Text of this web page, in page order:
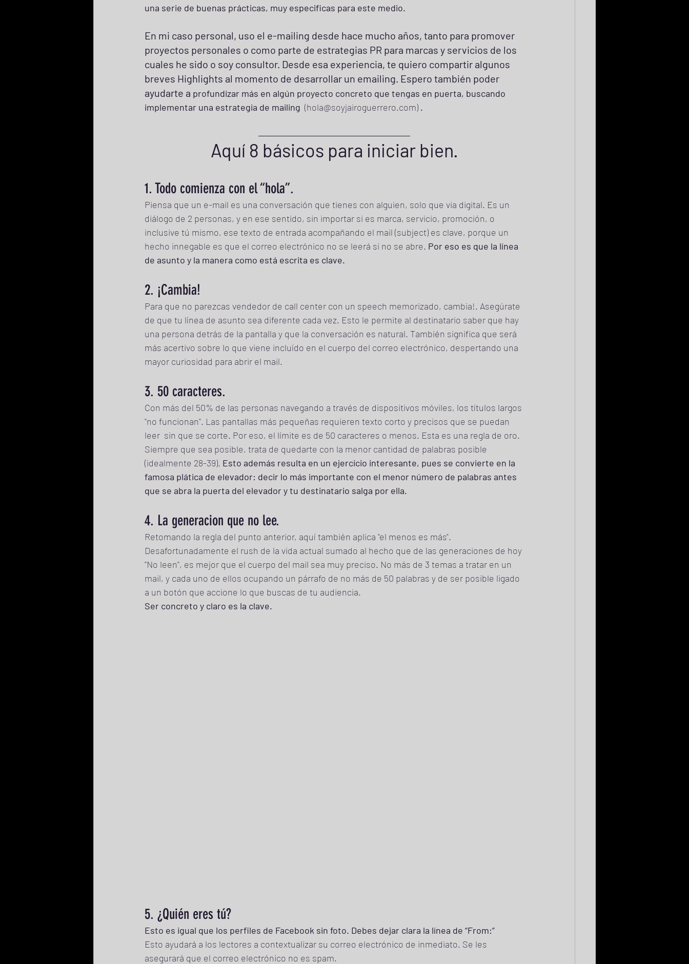
una serie de buenas prácticas, muy especificas para este medio.
En mi caso personal, uso el e-mailing desde hace mucho años, tanto para promover
proyectos personales o como parte de estrategias PR para marcas y servicios de los
cuales he sido o soy consultor. Desde esa experiencia, te quiero compartir algunos
breves Highlights al momento de desarrollar un emailing. Espero también poder
ayudarte a profundizar más en algún proyecto concreto que tengas en puerta, buscando
implementar una estrategia de mailing (hola@soyjairoguerrero.com) .
Aquí 8 básicos para iniciar bien.
1. Todo comienza con el “hola”.
Piensa que un e-mail es una conversación que tienes con alguien, solo que via digital. Es un
diálogo de 2 personas, y en ese sentido, sin importar si es marca, servicio, promoción, o
inclusive tú mismo, ese texto de entrada acompañando el mail (subject) es clave, porque un
hecho innegable es que el correo electrónico no se leerá si no se abre. Por eso es que la línea
de asunto y la manera como está escrita es clave.
2. ¡Cambia!
Para que no parezcas vendedor de call center con un speech memorizado, cambia!. Asegúrate
de que tu línea de asunto sea diferente cada vez. Esto le permite al destinatario saber que hay
una persona detrás de la pantalla y que la conversación es natural. También significa que será
más acertivo sobre lo que viene incluído en el cuerpo del correo electrónico, despertando una
mayor curiosidad para abrir el mail.
3. 50 caracteres.
Con más del 50% de las personas navegando a través de dispositivos móviles, los títulos largos
"no funcionan". Las pantallas más pequeñas requieren texto corto y precisos que se puedan
leer  sin que se corte. Por eso, el límite es de 50 caracteres o menos. Esta es una regla de oro.
Siempre que sea posible, trata de quedarte con la menor cantidad de palabras posible
(idealmente 28-39). Esto además resulta en un ejercicio interesante, pues se convierte en la
famosa plática de elevador: decir lo más importante con el menor número de palabras antes
que se abra la puerta del elevador y tu destinatario salga por ella.
4. La generacion que no lee.
Retomando la regla del punto anterior, aquí también aplica "el menos es más".
Desafortunadamente el rush de la vida actual sumado al hecho que de las generaciones de hoy
"No leen", es mejor que el cuerpo del mail sea muy preciso. No más de 3 temas a tratar en un
mail, y cada uno de ellos ocupando un párrafo de no más de 50 palabras y de ser posible ligado
a un botón que accione lo que buscas de tu audiencia.
Ser concreto y claro es la clave.
5. ¿Quién eres tú?
Esto es igual que los perfiles de Facebook sin foto. Debes dejar clara la línea de “From:”
Esto ayudará a los lectores a contextualizar su correo electrónico de inmediato. Se les
asegurará que el correo electrónico no es spam.